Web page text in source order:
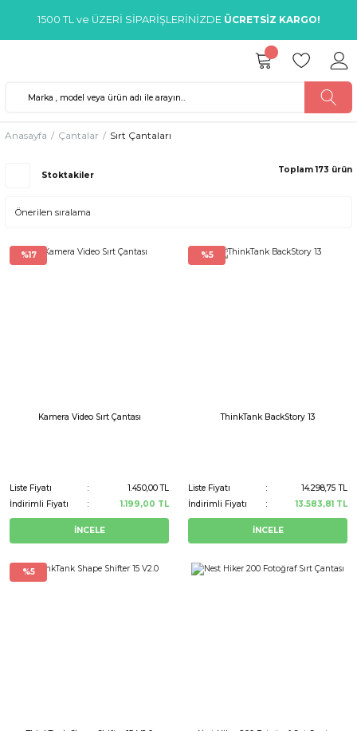
1500 TL ve ÜZERİ SİPARİŞLERİNİZDE ÜCRETSİZ KARGO!
Anasayfa Çantalar Sırt Çantaları
Stoktakiler
Toplam 173 ürün
%17
Kamera Video Sırt Çantası
Liste Fiyatı
1.450,00 TL
İndirimli Fiyatı
1.199,00 TL
İNCELE
%5
ThinkTank BackStory 13
Liste Fiyatı
14.298,75 TL
İndirimli Fiyatı
13.583,81 TL
İNCELE
%5